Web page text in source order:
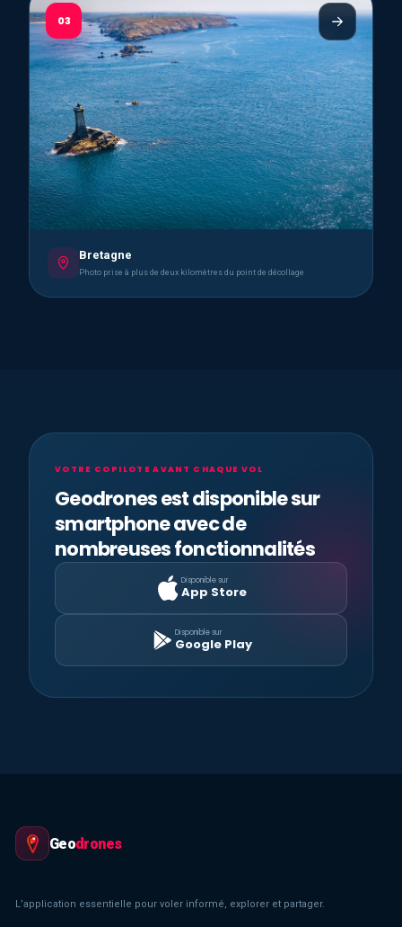
03
Bretagne
Photo prise à plus de deux kilomètres du point de décollage
VOTRE COPILOTE AVANT CHAQUE VOL
Geodrones est disponible sur
smartphone avec de
nombreuses fonctionnalités
Disponible sur
App Store
Disponible sur
Google Play
Geodrones
L’application essentielle pour voler informé, explorer et partager.